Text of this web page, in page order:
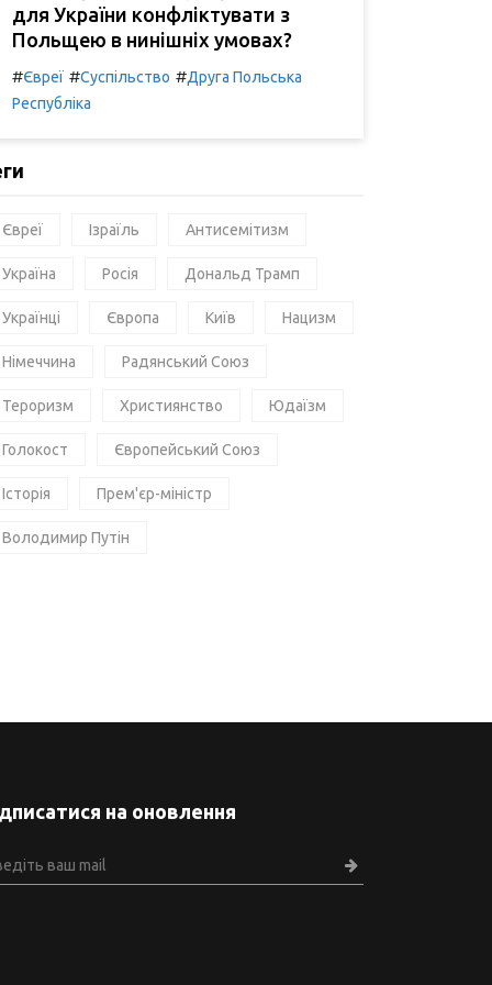
для України конфліктувати з
Польщею в нинішніх умовах?
#Євреї #Суспільство #Друга Польська
Республіка
Євреї Ізраїль Антисемітизм
Україна Росія Дональд Трамп
Українці Європа Київ Нацизм
Німеччина Радянський Союз
Тероризм Християнство Юдаїзм
Голокост Європейський Союз
Історія Прем'єр-міністр
Володимир Путін
на оновлення